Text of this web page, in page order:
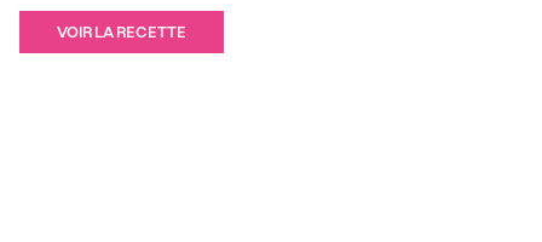
VOIR LA RECETTE